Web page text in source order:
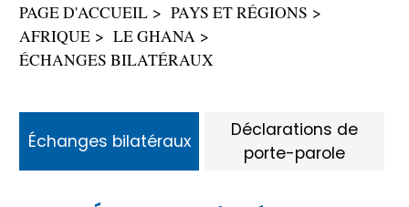
Espa
ñol
PAGE D'ACCUEIL
PAYS ET RÉGIONS
AFRIQUE
LE GHANA
ÉCHANGES BILATÉRAUX
Échanges bilatéraux
Déclarations de
porte-parole